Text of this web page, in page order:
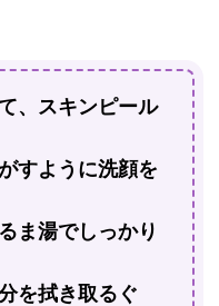
、スキンピール
すように洗顔を
ま湯でしっかり
を拭き取るぐ